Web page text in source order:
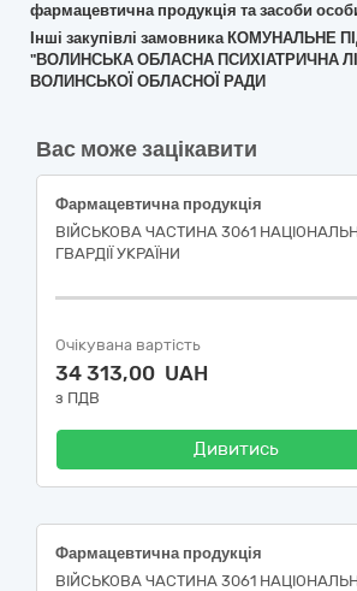
фармацевтична продукція та засоби
Інші закупівлі замовника КОМУНАЛЬНЕ
"ВОЛИНСЬКА ОБЛАСНА ПСИХІАТРИЧНА
ВОЛИНСЬКОЇ ОБЛАСНОЇ РАДИ
Вас може зацікавити
Фармацевтична продукція
ВІЙСЬКОВА ЧАСТИНА 3061
ГВАРДІЇ УКРАЇНИ
Очікувана вартість
34 313,00 UAH
з ПДВ
Дивитись
Фармацевтична продукція
ВІЙСЬКОВА ЧАСТИНА 3061